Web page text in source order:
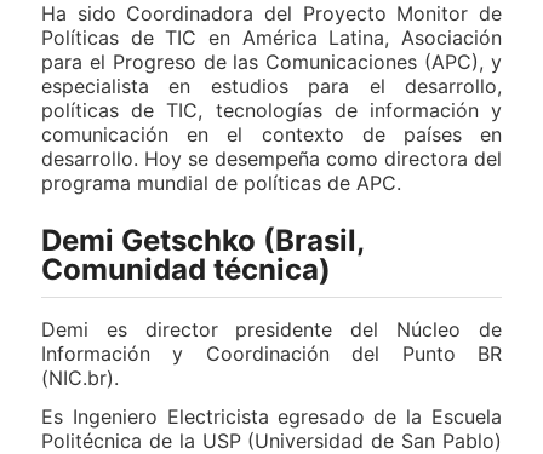
Ha sido Coordinadora del Proyecto Monitor de
Políticas de TIC en América Latina, Asociación
para el Progreso de las Comunicaciones (APC), y
especialista en estudios para el desarrollo,
políticas de TIC, tecnologías de información y
comunicación en el contexto de países en
desarrollo. Hoy se desempeña como directora del
programa mundial de políticas de APC.
Demi Getschko (Brasil,
Comunidad técnica)
Demi es director presidente del Núcleo de
Información y Coordinación del Punto BR
(NIC.br).
Es Ingeniero Electricista egresado de la Escuela
Politécnica de la USP (Universidad de San Pablo)